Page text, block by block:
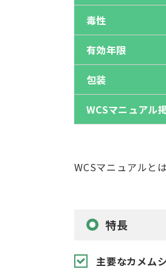
毒性
有効年限
包装
WCSマニュアル
WCSマニュアルと
特長
主要なカメム